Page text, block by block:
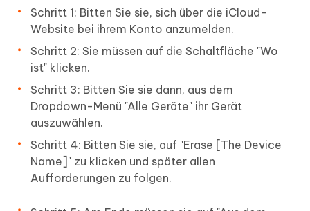
Schritt 1: Bitten Sie sie, sich über die iCloud-
Website bei ihrem Konto anzumelden.
Schritt 2: Sie müssen auf die Schaltfläche "Wo
ist" klicken.
Schritt 3: Bitten Sie sie dann, aus dem
Dropdown-Menü "Alle Geräte" ihr Gerät
auszuwählen.
Schritt 4: Bitten Sie sie, auf "Erase [The Device
Name]" zu klicken und später allen
Aufforderungen zu folgen.